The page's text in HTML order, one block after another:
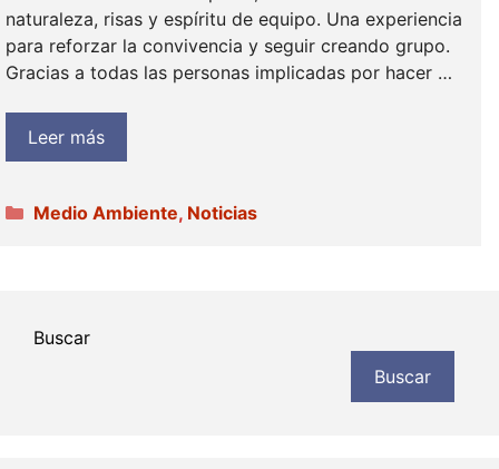
naturaleza, risas y espíritu de equipo. Una experiencia
para reforzar la convivencia y seguir creando grupo.
Gracias a todas las personas implicadas por hacer …
Leer más
Categorías
Medio Ambiente, Noticias
Buscar
Buscar